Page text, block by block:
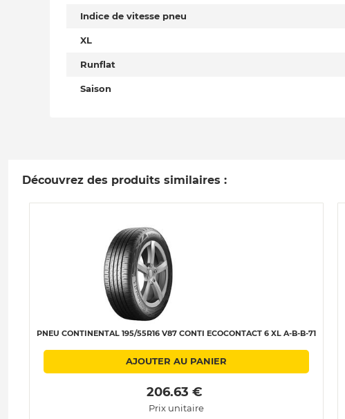
Indice de vitesse pneu
XL
Runflat
Saison
Découvrez des produits similaires :
PNEU CONTINENTAL 195/55R16 V87 CONTI ECOCONTACT 6 XL A-B-B-71
AJOUTER AU PANIER
206.63 €
Prix unitaire